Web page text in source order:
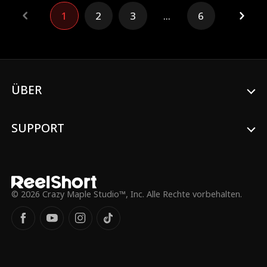
Wuchers gestorben ist. Zufällig entdeckt
er, dass dieser Mann eine wunderschöne,
stumme Frau hat, die jedoch hart
zu erleben. Als erstes versucht er, Geld zu
1 2 3 ... 6
ÜBER
SUPPORT
© 2026 Crazy Maple Studio™, Inc. Alle Rechte vorbehalten.